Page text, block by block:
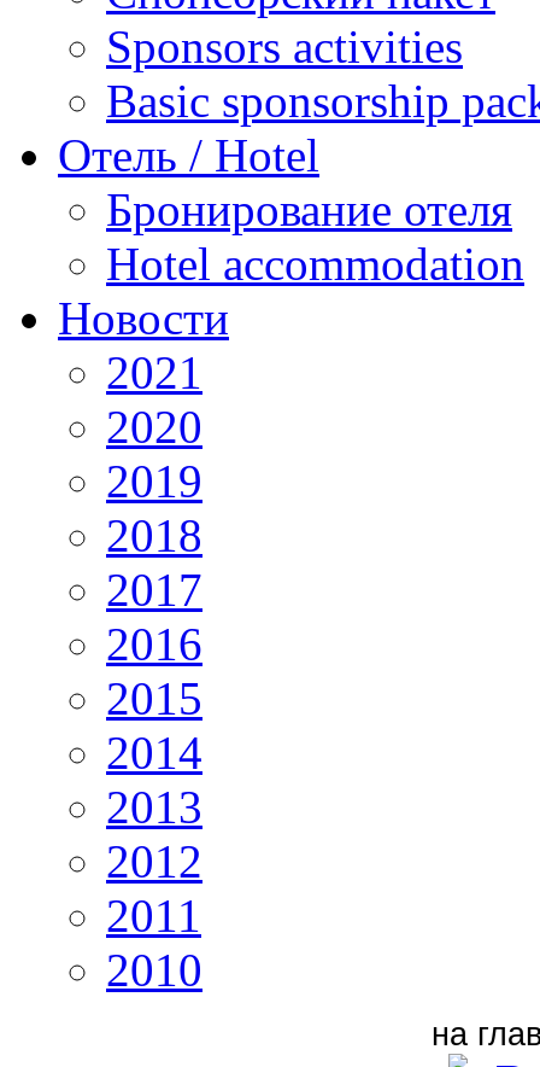
Sponsors activities
Basic sponsorship
Отель / Hotel
Бронирование отеля
Hotel accommodation
Новости
2021
2020
2019
2018
2017
2016
2015
2014
2013
2012
2011
2010
на